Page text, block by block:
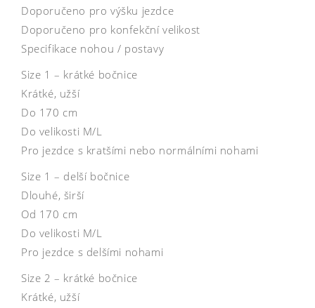
Doporučeno pro výšku jezdce
Doporučeno pro konfekční velikost
Specifikace nohou / postavy
Size 1 – krátké bočnice
Krátké, užší
Do 170 cm
Do velikosti M/L
Pro jezdce s kratšími nebo normálními nohami
Size 1 – delší bočnice
Dlouhé, širší
Od 170 cm
Do velikosti M/L
Pro jezdce s delšími nohami
Size 2 – krátké bočnice
Krátké, užší